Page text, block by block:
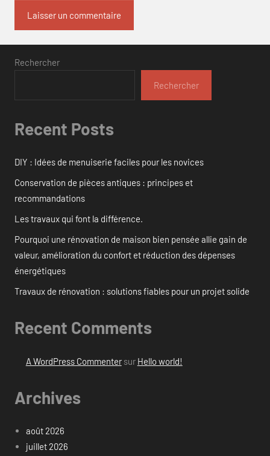
Rechercher
Rechercher
Recent Posts
DIY : Idées de menuiserie faciles pour les novices
Conservation de pièces antiques : principes et
recommandations
Les travaux qui font la différence.
Pourquoi une rénovation de maison bien pensée allie gain de
valeur, amélioration du confort et réduction des dépenses
énergétiques
Travaux de rénovation : solutions fiables pour un projet solide
Recent Comments
A WordPress Commentersur Hello world!
Archives
août 2026
juillet 2026